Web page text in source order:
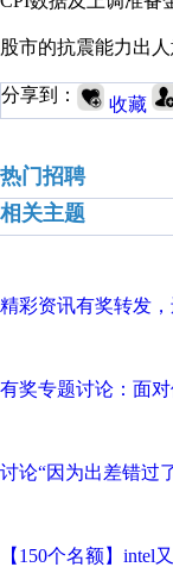
股市的抗震能力出
分享到： 收藏
热门招聘
相关主题
精彩资讯有奖转发
有奖专题讨论：面
讨论“因为出差错过
【150个名额】intel